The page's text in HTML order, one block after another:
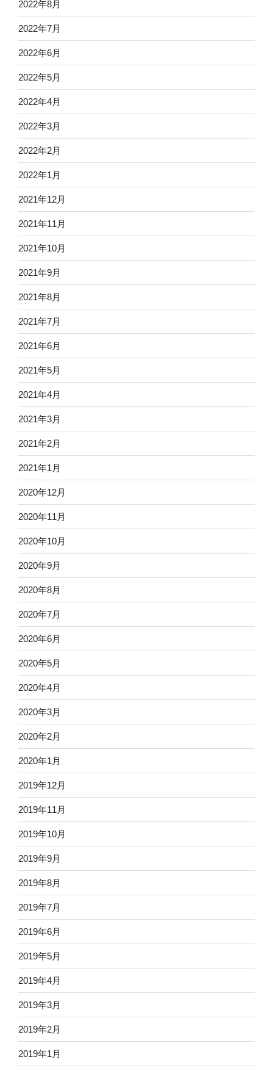
2022年8月
2022年7月
2022年6月
2022年5月
2022年4月
2022年3月
2022年2月
2022年1月
2021年12月
2021年11月
2021年10月
2021年9月
2021年8月
2021年7月
2021年6月
2021年5月
2021年4月
2021年3月
2021年2月
2021年1月
2020年12月
2020年11月
2020年10月
2020年9月
2020年8月
2020年7月
2020年6月
2020年5月
2020年4月
2020年3月
2020年2月
2020年1月
2019年12月
2019年11月
2019年10月
2019年9月
2019年8月
2019年7月
2019年6月
2019年5月
2019年4月
2019年3月
2019年2月
2019年1月